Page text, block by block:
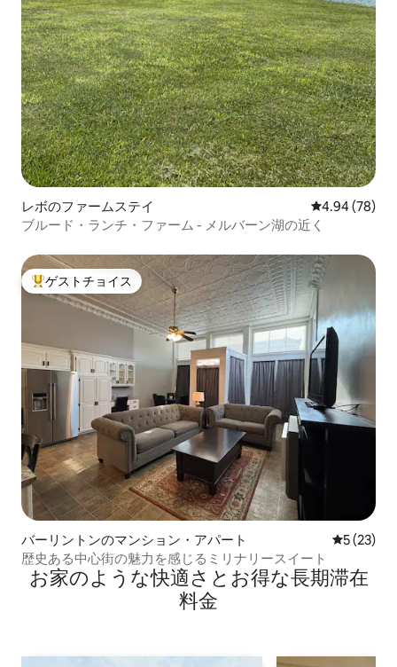
レボのファームステイ レビュー78
4.94 (78)
ブルード・ランチ・ファーム - メルバーン湖の近く
大好評のゲストチョイスです。
ゲストチョイス
バーリントンのマンション・アパート レビュー
5 (23)
歴史ある中心街の魅力を感じるミリナリースイート
お家のような快⁠適⁠さ⁠とお⁠得⁠な長⁠期⁠滞⁠在
料⁠金